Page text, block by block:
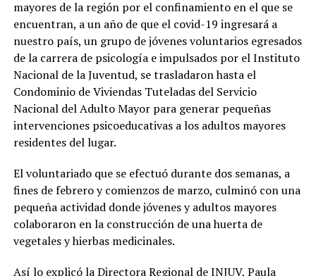
mayores de la región por el confinamiento en el que se
encuentran, a un año de que el covid-19 ingresará a
nuestro país, un grupo de jóvenes voluntarios egresados
de la carrera de psicología e impulsados por el Instituto
Nacional de la Juventud, se trasladaron hasta el
Condominio de Viviendas Tuteladas del Servicio
Nacional del Adulto Mayor para generar pequeñas
intervenciones psicoeducativas a los adultos mayores
residentes del lugar.
El voluntariado que se efectuó durante dos semanas, a
fines de febrero y comienzos de marzo, culminó con una
pequeña actividad donde jóvenes y adultos mayores
colaboraron en la construcción de una huerta de
vegetales y hierbas medicinales.
Así lo explicó la Directora Regional de INJUV, Paula